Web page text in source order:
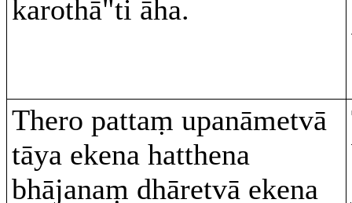
karothā"ti āha.
Thero pattaṃ upanāmetvā
tāya ekena hatthena
bhājanaṃ dhāretvā ekena